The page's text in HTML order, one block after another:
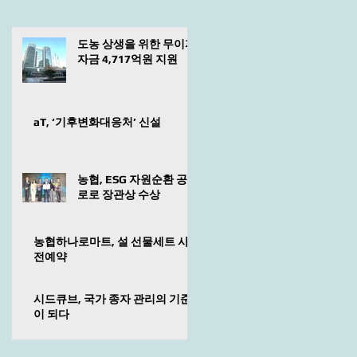
도농 상생을 위한 무이자
자금 4,717억원 지원
aT, ‘기후변화대응처’ 신설
농협, ESG 자원순환 공
로로 장관상 수상
농협하나로마트, 설 선물세트 사
전예약
시드큐브, 국가 종자 관리의 기준
이 되다